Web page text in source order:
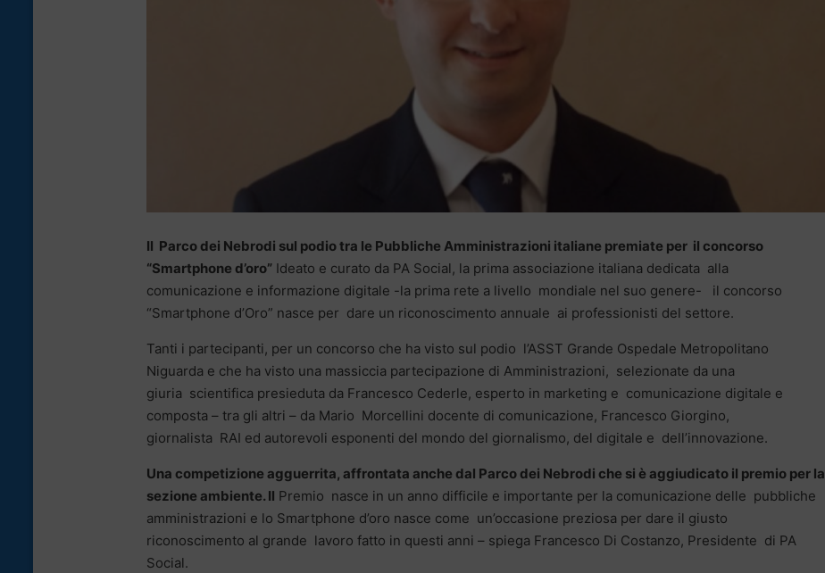
Il Parco dei Nebrodi sul podio tra le Pubbliche Amministrazioni italiane premiate per il concorso
“Smartphone d’oro” Ideato e curato da PA Social, la prima associazione italiana dedicata alla
comunicazione e informazione digitale -la prima rete a livello mondiale nel suo genere- il concorso
“Smartphone d’Oro” nasce per dare un riconoscimento annuale ai professionisti del settore.
Tanti i partecipanti, per un concorso che ha visto sul podio l’ASST Grande Ospedale Metropolitano
Niguarda e che ha visto una massiccia partecipazione di Amministrazioni, selezionate da una
giuria scientifica presieduta da Francesco Cederle, esperto in marketing e comunicazione digitale e
composta – tra gli altri – da Mario Morcellini docente di comunicazione, Francesco Giorgino,
giornalista RAI ed autorevoli esponenti del mondo del giornalismo, del digitale e dell’innovazione.
Una competizione agguerrita, affrontata anche dal Parco dei Nebrodi che si è aggiudicato il premio per la
sezione ambiente. Il Premio nasce in un anno difficile e importante per la comunicazione delle pubbliche
amministrazioni e lo Smartphone d’oro nasce come un’occasione preziosa per dare il giusto
riconoscimento al grande lavoro fatto in questi anni – spiega Francesco Di Costanzo, Presidente di PA
Social.